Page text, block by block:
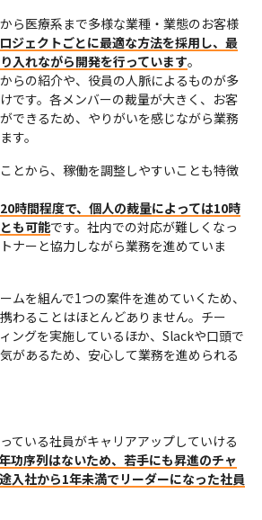
ら医療系まで多様な業種・業態のお客様
ジェクトごとに最適な方法を採用し、最
入れながら開発を行っています。
らの紹介や、役員の人脈によるものが多
です。各メンバーの裁量が大きく、お客
できるため、やりがいを感じながら業務
す。
とから、稼働を調整しやすいことも特徴
時間程度で、個人の裁量によっては10時
も可能です。社内での対応が難しくなっ
ナーと協力しながら業務を進めていま
ムを組んで1つの案件を進めていくため、
わることはほとんどありません。チー
ングを実施しているほか、Slackや口頭で
があるため、安心して業務を進められる
ている社員がキャリアアップしていける
功序列はないため、若手にも昇進のチャ
入社から1年未満でリーダーになった社員